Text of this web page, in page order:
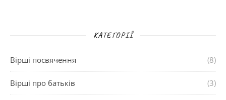
КАТЕГОРІЇ
Вірші посвячення (8)
Вірші про батьків (3)